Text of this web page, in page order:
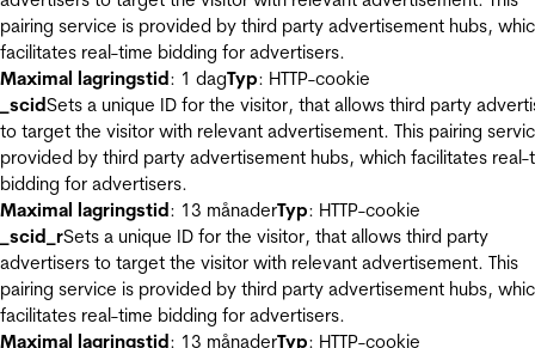
pairing service is provided by third party advertisement hubs,
facilitates real-time bidding for advertisers.
Maximal lagringstid: 1 dagTyp: HTTP-cookie
_scidSets a unique ID for the visitor, that allows third party
to target the visitor with relevant advertisement. This pairing
provided by third party advertisement hubs, which facilitates real-
bidding for advertisers.
Maximal lagringstid: 13 månaderTyp: HTTP-cookie
_scid_rSets a unique ID for the visitor, that allows third party
advertisers to target the visitor with relevant advertisement. This
pairing service is provided by third party advertisement hubs,
facilitates real-time bidding for advertisers.
Maximal lagringstid: 13 månaderTyp: HTTP-cookie